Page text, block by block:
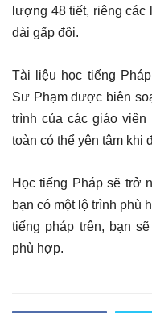
lượng 48 tiết, riêng
dài gấp đôi.
Tài liệu học tiếng
Sư Phạm được biên
trình của các giáo
toàn có thể yên tâm khi
Học tiếng Pháp sẽ trở
bạn có một lộ trình phù
tiếng pháp trên, bạn
phù hợp.